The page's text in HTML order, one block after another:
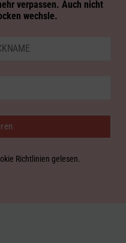
verpassen. Auch nicht
wechsle.
Richtlinien gelesen.